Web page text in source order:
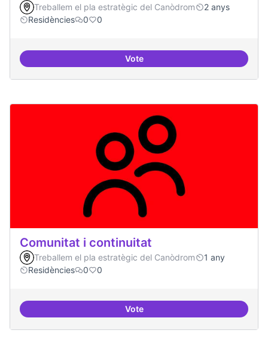
Treballem el pla estratègic del Canòdrom
2 anys
Residències
0 0
Vote Comunitat
Comunitat i continuitat
Treballem el pla estratègic del Canòdrom
1 any
Residències
0 0
VoteComunitat i continuitat